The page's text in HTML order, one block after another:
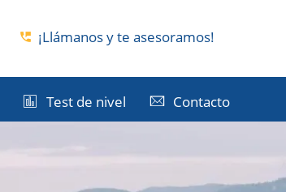
¡Llámanos y te asesoramos!
Test de nivel Contacto